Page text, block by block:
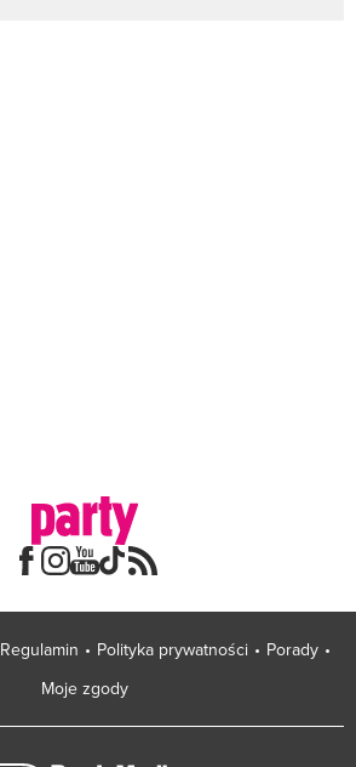
Regulamin Polityka prywatności
Porady
Moje zgody